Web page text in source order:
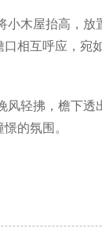
小木屋抬高，放
相互呼应，宛
风轻拂，檐下透
的氛围。